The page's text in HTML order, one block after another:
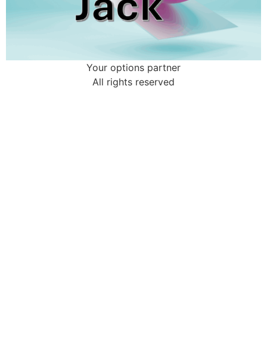
Your options partner
All rights reserved